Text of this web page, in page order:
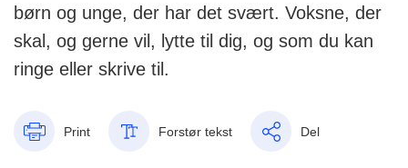
børn og unge, der har det svært. Voksne, der
skal, og gerne vil, lytte til dig, og som du kan
ringe eller skrive til.
Print Forstør tekst Del